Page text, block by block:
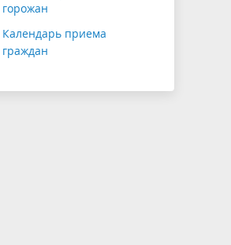
горожан
Календарь приема
граждан